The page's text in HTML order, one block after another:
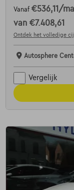
Vanaf €536,11 /
van €7.408,61
Ontdek het volledige
Autosphere
Vergelijk